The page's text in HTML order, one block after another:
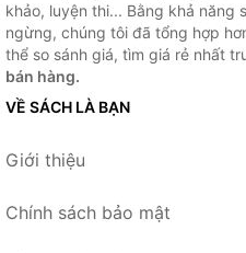
khảo, luyện thi... Bằng khả năng
ngừng, chúng tôi đã tổng hợp
thể so sánh giá, tìm giá rẻ nhất
bán hàng.
VỀ SÁCH LÀ BẠN
Giới thiệu
Chính sách bảo mật